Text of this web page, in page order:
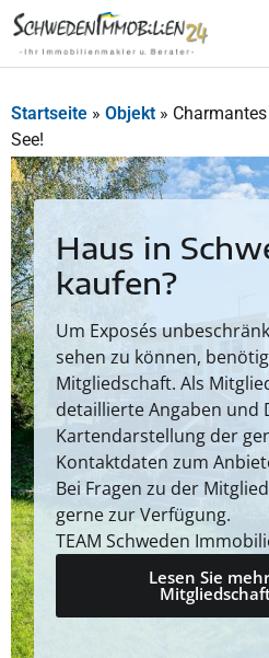
Startseite » Objekt »
See!
Haus in
kaufen?
Um Exposés
sehen zu können,
Mitgliedschaft. Als
detaillierte Angaben und
Kartendarstellung der
Kontaktdaten zum
Bei Fragen zu der
gerne zur Verfügung.
TEAM Schweden
Lesen Sie